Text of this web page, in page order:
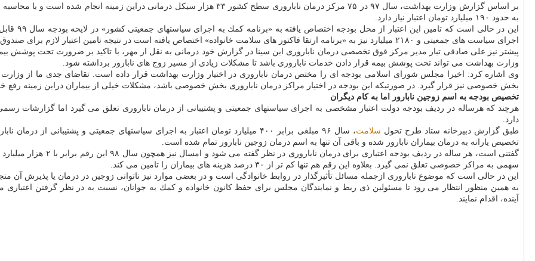
به حدود ۱۹۰ میلیارد تومان اعتبار نیاز دارد.
اجرای سیاست های جمعیتی و ۲۱۸۰ میلیارد نیز به «برنامه ارتقا فاكتور های سلامت خانواده» اختصاص یافته است در نتیجه تامین اعتبار لازم برای صندوق های پوشش بیمه ناباروری از این محل ممكن خواهد بود.
پیشتر نیز علی صادقی تبار مدیر مركز فوق تخصصی درمان ناباروری ابن سینا در گزارش خود درمانی به نقل از مهر، با تاكید بر ضرورت تحت پوشش
وزارت بهداشت می تواند تحت پوشش بیمه قرار دادن خدمات ناباروری باشد تا مشكلات زیادی از مسیر زوج های نابارور برداشته شود.
وی اشاره كرد: اخیرا مجلس شورای اسلامی بودجه ای را مختص درمان ناباروری در اختیار وزارت بهداشت قرار داده است. تقاضای جدی ما از
بخش خصوصی نیز قرار گیرد. در صورتیكه این بودجه در اختیار مراكز درمان ناباروری بخش خصوصی باشد، مشكلات خیلی از بیماران دراین زمینه رفع
تخصیص بودجه به اسم زوجین نابارور اما به كام دیگران
هرچند كه هرساله در ردیف بودجه دولت اعتبار مشخصی به اجرای سیاستهای جمعیتی و پشتیبانی از درمان ناباروری تعلق می گیرد اما گزارشات
دارد.
طبق گزارش دبیرخانه ستاد طرح تحول سلامت
تخصیص یارانه به درمان بیماران نابارور شده و باقی آن تنها به اسم درمان زوجین نابارور تمام شده است.
گفتنی است، هر ساله در ردیف
سهمی به مراكز خصوصی تعلق نمی گیرد. بعلاوه این رقم هم تنها كم تر از ۳۰ درصد هزینه های بیماران را تامین می كند.
این در حالی است كه موضوع ناباروری ازجمله مسائل تأثیرگذار در روابط خانوادگی است و در بعضی موارد نیز ناتوانی زوجین در درمان یا پذیرش آن
به همین منظور انتظار می رود تا مسئولین ذی ربط و نمایندگان مجلس برای حفظ كانون خانواده و كمك به جوانان، نسبت به در نظر گرفتن
آینده، اقدام نمایند.